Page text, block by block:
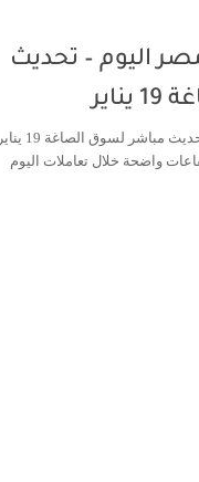
اليوم – تحديث
اسعار الذهب في مصر اليوم – تحديث مباشر لسوق الصاغة 19 يناير
واضحة خلال تعاملات اليوم